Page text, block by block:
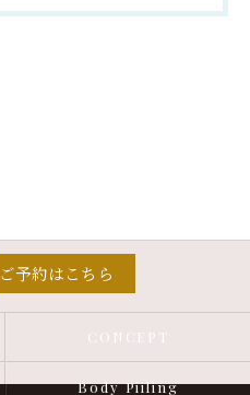
ご予約はこちら
CONCEPT
Body Piiling